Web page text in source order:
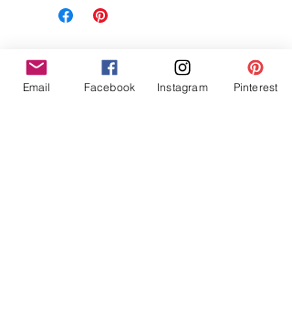
Related Products
Email Facebook Instagram Pinterest